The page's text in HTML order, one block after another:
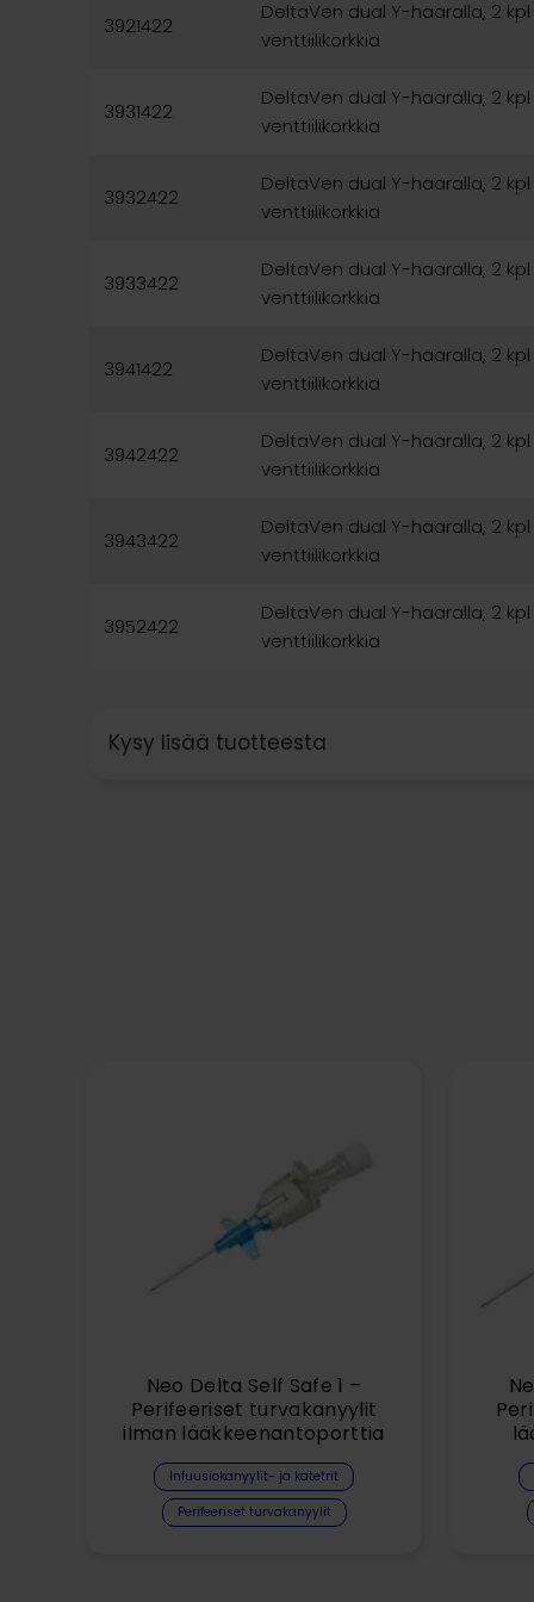
3921422
DeltaVen dual Y-haaralla, 2
venttiilikorkkia
3931422
DeltaVen dual Y-haaralla, 2
venttiilikorkkia
3932422
DeltaVen dual Y-haaralla, 2
venttiilikorkkia
3933422
DeltaVen dual Y-haaralla, 2
venttiilikorkkia
3941422
DeltaVen dual Y-haaralla, 2
venttiilikorkkia
3942422
DeltaVen dual Y-haaralla, 2
venttiilikorkkia
3943422
DeltaVen dual Y-haaralla, 2
venttiilikorkkia
3952422
DeltaVen dual Y-haaralla, 2
venttiilikorkkia
Kysy lisää tuotteesta
Neo Delta Self Safe 1 –
Perifeeriset turvakanyylit
ilman lääkkeenantoporttia
Infuusiokanyylit- ja katetrit
Perifeeriset turvakanyylit